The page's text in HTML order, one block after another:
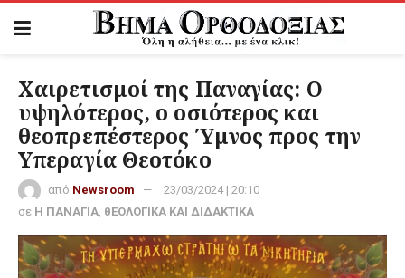
Χαιρετισμοί της Παναγίας: Ο
υψηλότερος, ο οσιότερος και
θεοπρεπέστερος Ύμνος προς την
Υπεραγία Θεοτόκο
από Newsroom
23/03/2024 | 20:10
σε Η ΠΑΝΑΓΙΑ, θΕΟΛΟΓΙΚΑ ΚΑΙ ΔΙΔΑΚΤΙΚΑ